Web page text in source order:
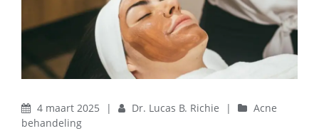
4 maart 2025 | Dr. Lucas B. Richie |
Acne
behandeling